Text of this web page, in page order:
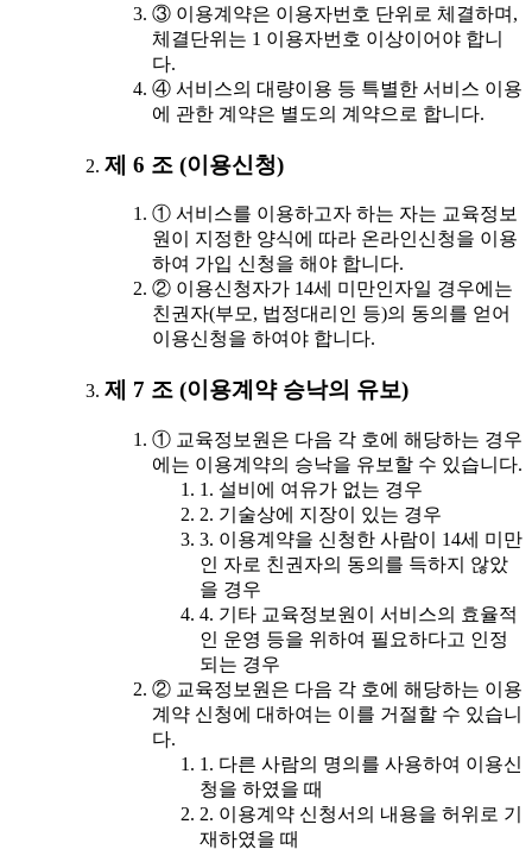
③ 이용계약은 이용자번호 단위로 체결하며,
체결단위는 1 이용자번호 이상이어야 합니
다.
④ 서비스의 대량이용 등 특별한 서비스 이용
에 관한 계약은 별도의 계약으로 합니다.
제 6 조 (이용신청)
① 서비스를 이용하고자 하는 자는 교육정보
원이 지정한 양식에 따라 온라인신청을 이용
하여 가입 신청을 해야 합니다.
② 이용신청자가 14세 미만인자일 경우에는
친권자(부모, 법정대리인 등)의 동의를 얻어
이용신청을 하여야 합니다.
제 7 조 (이용계약 승낙의 유보)
① 교육정보원은 다음 각 호에 해당하는 경우
에는 이용계약의 승낙을 유보할 수 있습니다.
1. 설비에 여유가 없는 경우
2. 기술상에 지장이 있는 경우
3. 이용계약을 신청한 사람이 14세 미만
인 자로 친권자의 동의를 득하지 않았
을 경우
4. 기타 교육정보원이 서비스의 효율적
인 운영 등을 위하여 필요하다고 인정
되는 경우
② 교육정보원은 다음 각 호에 해당하는 이용
계약 신청에 대하여는 이를 거절할 수 있습니
다.
1. 다른 사람의 명의를 사용하여 이용신
청을 하였을 때
2. 이용계약 신청서의 내용을 허위로 기
재하였을 때